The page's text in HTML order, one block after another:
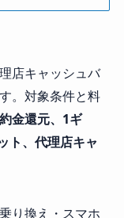
店キャッシュバ
。対象条件と料
金還元、1ギ
ト、代理店キャ
り換え・スマホ